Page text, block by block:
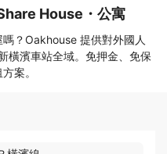
House・公寓
？Oakhouse 提供對外國人
橫濱車站全域。免押金、免保
案。